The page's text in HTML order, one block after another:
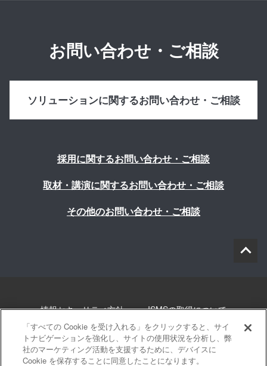
お問い合わせ・ご相談
ソリューションに関するお問い合わせ・ご相談
採用に関するお問い合わせ・ご相談
取材・講演に関するお問い合わせ・ご相談
その他のお問い合わせ・ご相談
情報セキュリティ方針 ISMSの取得について
個人情報について 勧誘方針 このサイトについて
サイトマップ
「すべての Cookie を受け入れる」をクリックすると、サイ
トナビゲーションを強化し、サイトの使用状況を分析し、弊
社のマーケティング活動を支援するために、デバイスに
Cookie を保存することに同意したことになります。